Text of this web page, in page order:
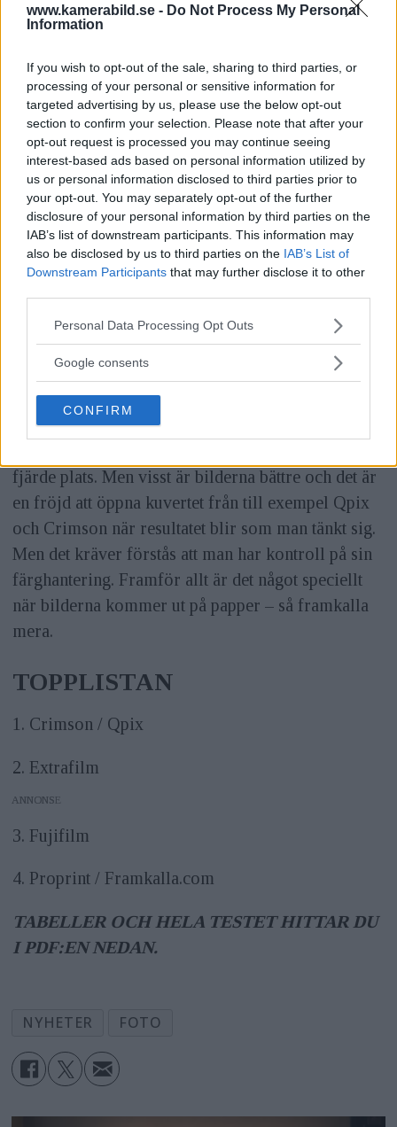
www.kamerabild.se - Do Not Process My Personal
Information
If you wish to opt-out of the sale, sharing to third parties, or
processing of your personal or sensitive information for
targeted advertising by us, please use the below opt-out
section to confirm your selection. Please note that after your
opt-out request is processed you may continue seeing
interest-based ads based on personal information utilized by
us or personal information disclosed to third parties prior to
your opt-out. You may separately opt-out of the further
disclosure of your personal information by third parties on the
IAB’s list of downstream participants. This information may
also be disclosed by us to third parties on the IAB’s List of
Downstream Participants that may further disclose it to other
Please note that this website/app uses one or more Google
not limited to your visit or usage behaviour. You may click to
use your data for below specified purposes in below Google
consent section.
Personal Data Processing Opt Outs
Google consents
CONFIRM
Det finns många företag som erbjuder
fotoprodukter förutom vanliga papperskopior.
Konkurrensen är stor och ofta leder detta till lägre
priser, men prisbilden har inte ändrat sig nämnvärt
mot föregående år. Men det kan tilläggas att det
mesta blir dyrare med tiden och således innebär
samma pris egentligen en form av prissänkning.
Med lägre priser följer ofta sämre kvalitet och
sämre material. En del av labben använder ett
tunnare papper för att kunna hålla ett lägre pris.
Andra lyckas hålla ett relativt lågt pris trots att man
inte sparar in på fotopapperet. Själv föredrar jag
ett högre pris om jag får mina bilder utskrivna på
ett bättre papper. Dyrast är inte alltid bäst och så är
fallet med fotolabb också. Det kostar mer än
dubbelt så mycket hos testets vinnare Crimson och
fjärde plats. Men visst är bilderna bättre och det är
en fröjd att öppna kuvertet från till exempel Qpix
och Crimson när resultatet blir som man tänkt sig.
Men det kräver förstås att man har kontroll på sin
färghantering. Framför allt är det något speciellt
när bilderna kommer ut på papper – så framkalla
mera.
TOPPLISTAN
1. Crimson / Qpix
2. Extrafilm
ANNONS
3. Fujifilm
4. Proprint / Framkalla.com
TABELLER OCH HELA TESTET HITTAR DU
I PDF:EN NEDAN.
NYHETER FOTO